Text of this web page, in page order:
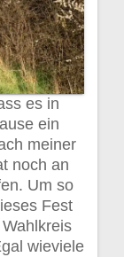
es in
ein
meiner
noch an
Um so
Fest
wieviele